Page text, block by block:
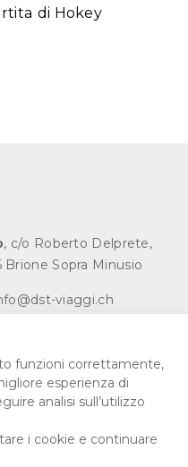
di Hokey
, c/o Roberto Delprete,
Brione Sopra Minusio
viaggi.ch
funzioni correttamente,
esperienza di
analisi sull’utilizzo
i cookie e continuare